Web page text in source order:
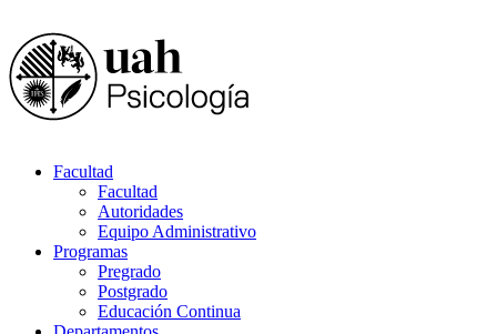
Facultad
Facultad
Autoridades
Equipo Administrativo
Programas
Pregrado
Postgrado
Educación Continua